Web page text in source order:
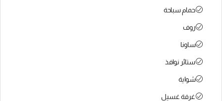
حمام سباحة
روف
ساونا
ستائر نوافذ
شواية
غرفة غسيل